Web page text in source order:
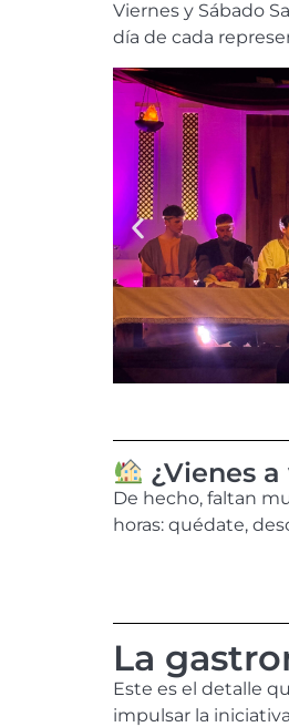
Viernes y Sábado
día de cada
¿Vienes
De hecho, faltan
horas: quédate,
La
Este es el detalle
impulsar la iniciativa